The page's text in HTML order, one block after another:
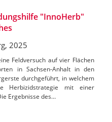
"InnoHerb"
2025
Feldversuch auf vier Flächen
in Sachsen-Anhalt in den
durchgeführt, in welchem
Herbizidstrategie mit einer
Ergebnisse des…